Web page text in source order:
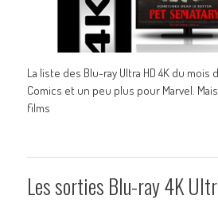
La liste des Blu-ray Ultra HD 4K du
Comics et un peu plus pour Marvel.
films
Les sorties Blu-ray 4K